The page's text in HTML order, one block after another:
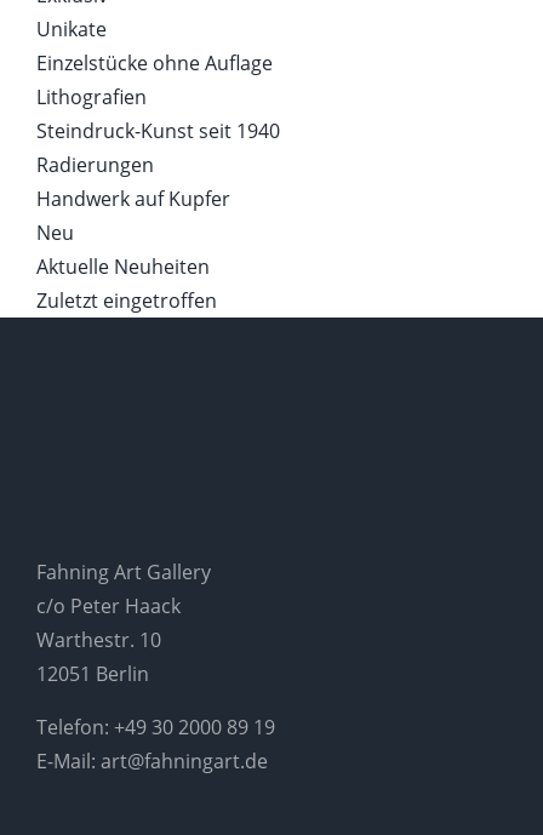
Unikate
Einzelstücke ohne Auflage
Lithografien
Steindruck-Kunst seit 1940
Radierungen
Handwerk auf Kupfer
Neu
Aktuelle Neuheiten
Zuletzt eingetroffen
Fahning Art Gallery
c/o Peter Haack
Warthestr. 10
12051 Berlin
Telefon: +49 30 2000 89 19
E-Mail: art@fahningart.de